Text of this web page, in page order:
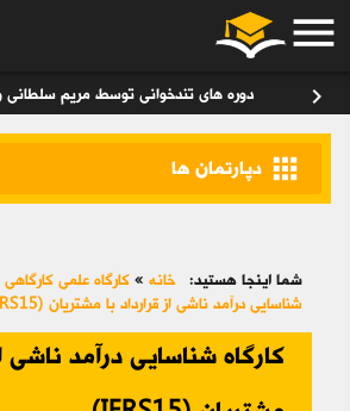
menu
chevron_right دوره های تندخوانی توسط مریم
apps دپارتمان ها
شما اینجا هستید: خانه » کارگاه علمی
شناسایی درآمد ناشی از قرارداد با مشتریان (IFRS15)
کارگاه شناسایی درآمد ناشی